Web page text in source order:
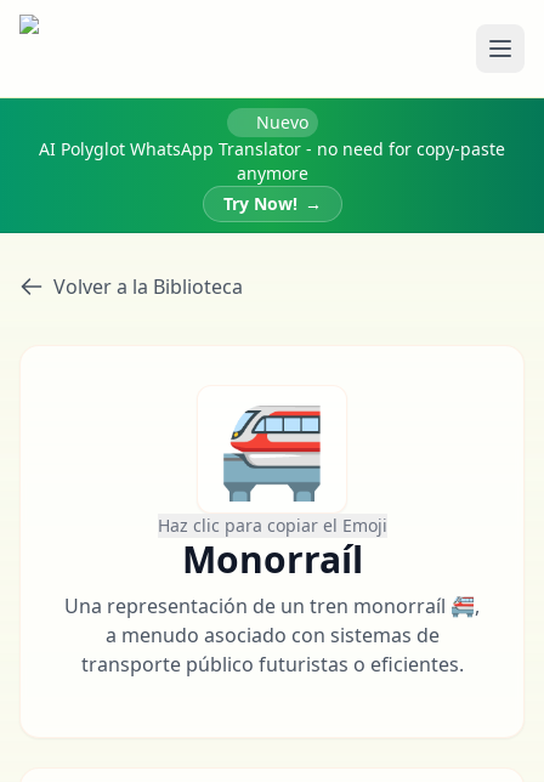
Nuevo
AI Polyglot WhatsApp Translator - no need for copy-paste
anymore
Try Now! →
Volver a la Biblioteca
🚝
Haz clic para copiar el Emoji
Monorraíl
Una representación de un tren monorraíl 🚝,
a menudo asociado con sistemas de
transporte público futuristas o eficientes.